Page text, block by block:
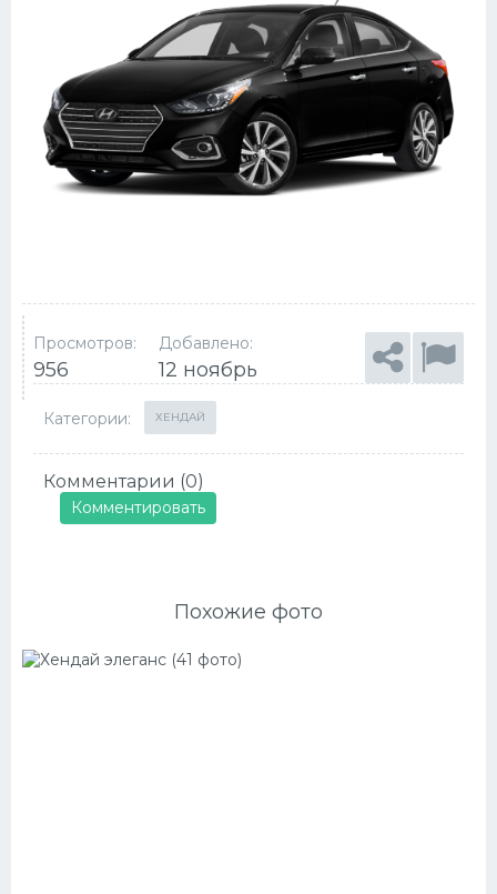
Просмотров:
956
Добавлено:
12 ноябрь
Категории: ХЕНДАЙ
Комментарии (0)
Комментировать
Похожие фото